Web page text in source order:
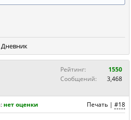
Дневник
Рейтинг:
1550
Сообщений:
3,468
Печать | #18
нет оценки